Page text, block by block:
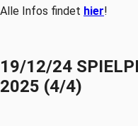
Alle Infos findet hier!
19/12/24
2025 (4/4)